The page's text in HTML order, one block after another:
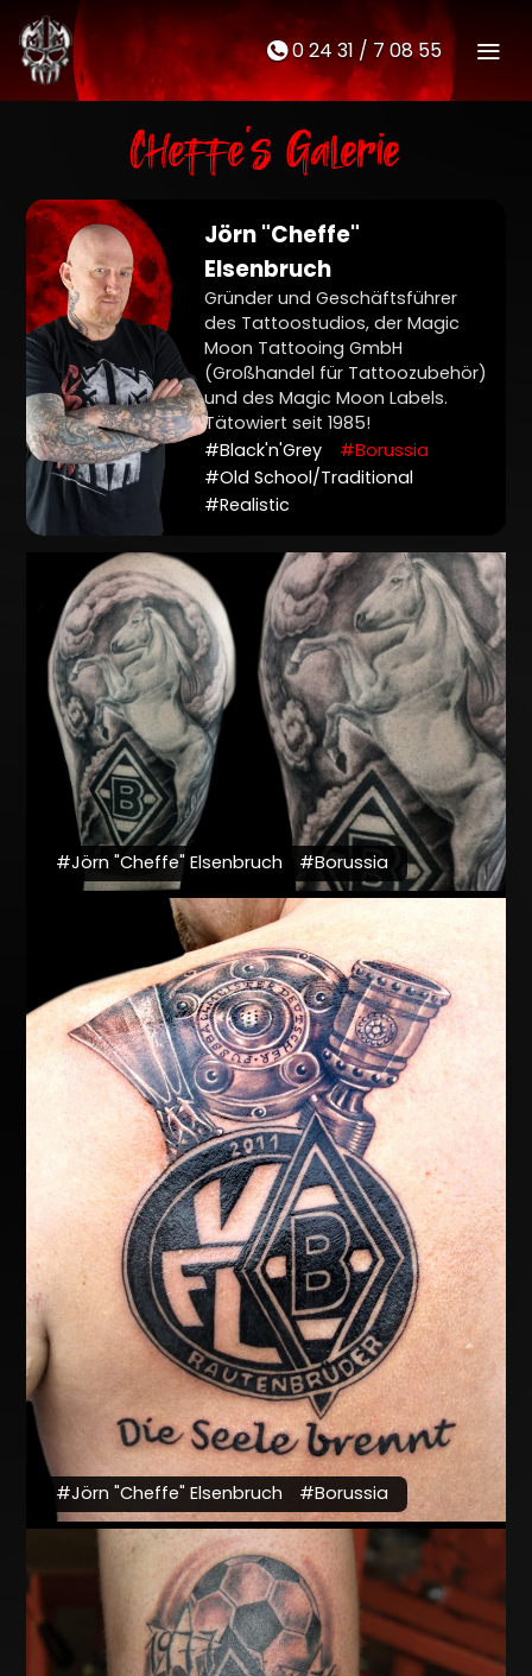
t0 24 31 / 7 08 55 M
Cheffe's Galerie
Jörn "Cheffe"
Elsenbruch
Gründer und Geschäftsführer
des Tattoostudios, der Magic
Moon Tattooing GmbH
(Großhandel für Tattoozubehör)
und des Magic Moon Labels.
Tätowiert seit 1985!
#Black'n'Grey
#Borussia
#Old School/Traditional
#Realistic
#Jörn "Cheffe" Elsenbruch #Borussia
#Jörn "Cheffe" Elsenbruch #Borussia